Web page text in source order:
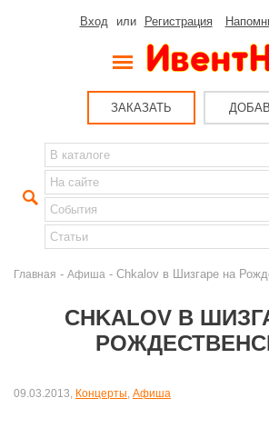
Вход или Регистрация
ЗАКАЗАТЬ
Главная - Афиша - Chkalov в Шизгаре на
CHKALOV В
09.03.2013, Концерты Афиша